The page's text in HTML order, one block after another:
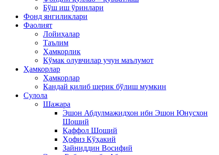
Бўш иш ўринлари
Фонд янгиликлари
Фаолият
Лойиҳалар
Таълим
Ҳамкорлик
Кўмак олувчилар учун маълумот
Ҳамкорлар
Ҳамкорлар
Қандай қилиб шерик бўлиш мумкин
Сулола
Шажара
Эшон Абдулмажидхон ибн Эшон Юнусхон
Шоший
Қаффол Шоший
Ҳофиз Кўҳакий
Зайниддин Восифий